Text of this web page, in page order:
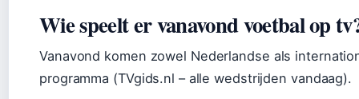
Wie speelt er vanavond voetbal op
Vanavond komen zowel Nederlandse als
programma (TVgids.nl – alle wedstrijden vandaag).